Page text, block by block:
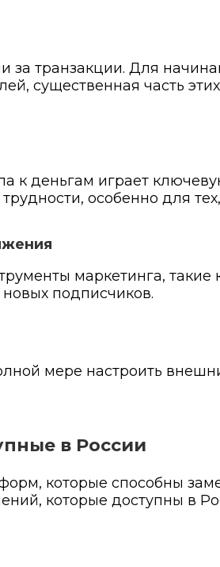
за транзакции. Для
существенная часть
к деньгам играет
особенно для
маркетинга,
подписчиков.
мере настроить
в России
которые способны
которые доступны в